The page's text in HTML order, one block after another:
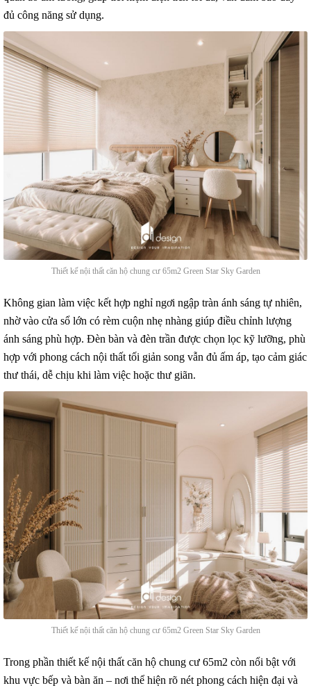
đủ công năng sử dụng.
Thiết kế nội thất căn hộ chung cư 65m2 Green Star Sky Garden
Không gian làm việc kết hợp nghỉ ngơi ngập tràn ánh sáng tự nhiên,
nhờ vào cửa sổ lớn có rèm cuộn nhẹ nhàng giúp điều chỉnh lượng
ánh sáng phù hợp. Đèn bàn và đèn trần được chọn lọc kỹ lưỡng, phù
hợp với phong cách nội thất tối giản song vẫn đủ ấm áp, tạo cảm giác
thư thái, dễ chịu khi làm việc hoặc thư giãn.
Thiết kế nội thất căn hộ chung cư 65m2 Green Star Sky Garden
Trong phần thiết kế nội thất căn hộ chung cư 65m2 còn nổi bật với
khu vực bếp và bàn ăn – nơi thể hiện rõ nét phong cách hiện đại và